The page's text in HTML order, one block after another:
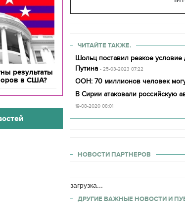
результаты
в США?
ЧИТАЙТЕ ТАКЖЕ.
Шольц поставил резкое
Путина - 25-03-2023 07:22
ООН: 70 миллионов человек
В Сирии атаковали российскую
19-08-2020 08:01
НОВОСТИ ПАРТНЕРОВ
загрузка...
ДРУГИЕ ВАЖНЫЕ НОВОСТИ И